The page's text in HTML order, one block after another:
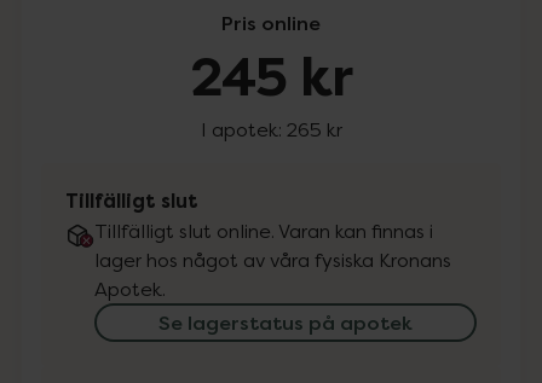
Pris online
245 kr
I apotek: 265 kr
Tillfälligt slut
Tillfälligt slut online. Varan kan finnas i
lager hos något av våra fysiska Kronans
Apotek.
Se lagerstatus på apotek